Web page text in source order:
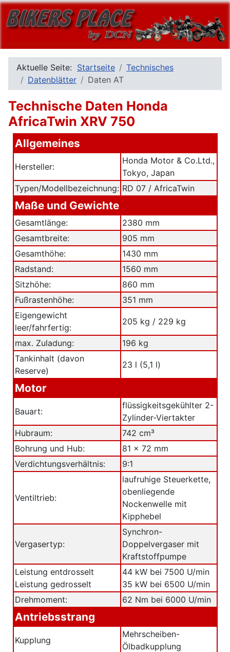
Aktuelle Seite: Startseite
Technisches
Datenblätter
Daten AT
Technische Daten Honda
AfricaTwin XRV 750
Allgemeines
Hersteller:
Honda Motor & Co.Ltd.,
Tokyo, Japan
Typen/Modellbezeichnung: RD 07 / AfricaTwin
Maße und Gewichte
Gesamtlänge:
2380 mm
Gesamtbreite:
905 mm
Gesamthöhe:
1430 mm
Radstand:
1560 mm
Sitzhöhe:
860 mm
Fußrastenhöhe:
351 mm
Eigengewicht
leer/fahrfertig:
205 kg / 229 kg
max. Zuladung:
196 kg
Tankinhalt (davon
Reserve)
23 l (5,1 l)
Motor
Bauart:
flüssigkeitsgekühlter 2-
Zylinder-Viertakter
Hubraum:
742 cm³
Bohrung und Hub:
81 x 72 mm
Verdichtungsverhältnis:
9:1
Ventiltrieb:
laufruhige Steuerkette,
obenliegende
Nockenwelle mit
Kipphebel
Vergasertyp:
Synchron-
Doppelvergaser mit
Kraftstoffpumpe
Leistung entdrosselt
Leistung gedrosselt
44 kW bei 7500 U/min
35 kW bei 6500 U/min
Drehmoment:
62 Nm bei 6000 U/min
Antriebsstrang
Kupplung
Mehrscheiben-
Ölbadkupplung